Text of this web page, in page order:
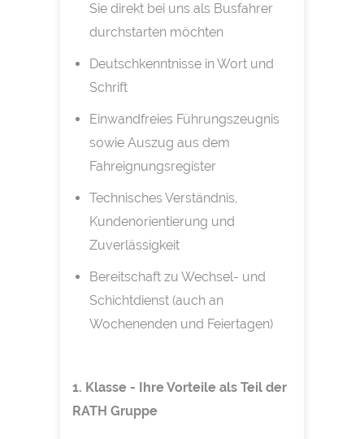
Sie direkt bei uns als Busfahrer
durchstarten möchten
Deutschkenntnisse in Wort und
Schrift
Einwandfreies Führungszeugnis
sowie Auszug aus dem
Fahreignungsregister
Technisches Verständnis,
Kundenorientierung und
Zuverlässigkeit
Bereitschaft zu Wechsel- und
Schichtdienst (auch an
Wochenenden und Feiertagen)
1. Klasse - Ihre Vorteile als Teil der
RATH Gruppe